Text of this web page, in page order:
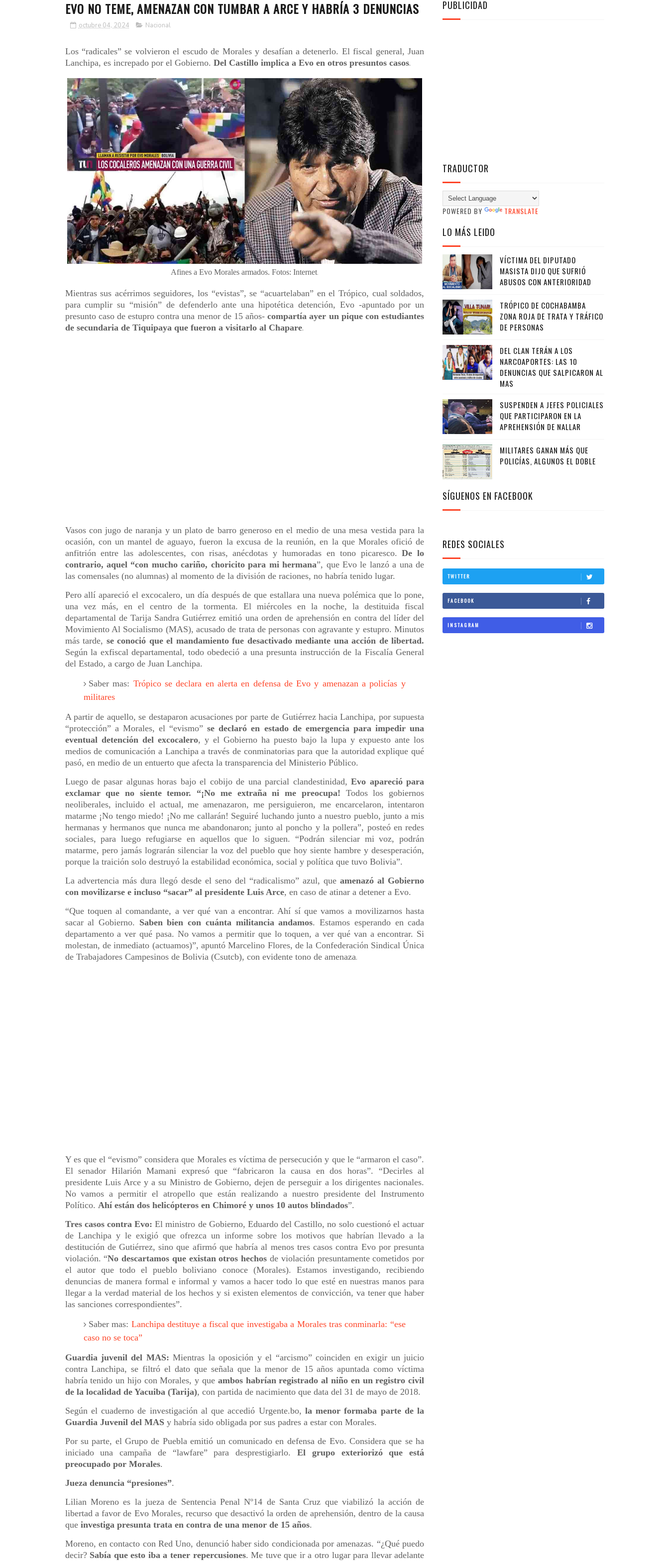
EVO NO TEME, AMENAZAN CON TUMBAR A ARCE Y HABRÍA 3 DENUNCIAS
octubre 04, 2024 Nacional
Los “radicales” se volvieron el escudo de Morales y desafían a detenerlo. El fiscal general, Juan
Lanchipa, es increpado por el Gobierno. Del Castillo implica a Evo en otros presuntos casos.
Afines a Evo Morales armados. Fotos: Internet.
Mientras sus acérrimos seguidores, los “evistas”, se “acuartelaban” en el Trópico, cual soldados,
para cumplir su “misión” de defenderlo ante una hipotética detención, Evo -apuntado por un
presunto caso de estupro contra una menor de 15 años-compartía ayer un pique con estudiantes
de secundaria de Tiquipaya que fueron a visitarlo al Chapare.
Vasos con jugo de naranja y un plato de barro generoso en el medio de una mesa vestida para la
ocasión, con un mantel de aguayo, fueron la excusa de la reunión, en la que Morales ofició de
anfitrión entre las adolescentes, con risas, anécdotas y humoradas en tono picaresco.De lo
contrario, aquel “con mucho cariño, choricito para mi hermana”, que Evo le lanzó a una de
las comensales (no alumnas) al momento de la división de raciones, no habría tenido lugar.
Pero allí apareció el excocalero, un día después de que estallara una nueva polémica que lo pone,
una vez más, en el centro de la tormenta. El miércoles en la noche, la destituida fiscal
departamental de Tarija Sandra Gutiérrez emitió una orden de aprehensión en contra del líder del
Movimiento Al Socialismo (MAS), acusado de trata de personas con agravante y estupro. Minutos
más tarde, se conoció que el mandamiento fue desactivado mediante una acción de libertad.
Según la exfiscal departamental, todo obedeció a una presunta instrucción de la Fiscalía General
del Estado, a cargo de Juan Lanchipa.
Saber mas: Trópico se declara en alerta en defensa de Evo y amenazan a policías y
militares
A partir de aquello, se destaparon acusaciones por parte de Gutiérrez hacia Lanchipa, por supuesta
“protección” a Morales, el “evismo”se declaró en estado de emergencia para impedir una
eventual detención del excocalero, y el Gobierno ha puesto bajo la lupa y expuesto ante los
medios de comunicación a Lanchipa a través de conminatorias para que la autoridad explique qué
pasó, en medio de un entuerto que afecta la transparencia del Ministerio Público.
Luego de pasar algunas horas bajo el cobijo de una parcial clandestinidad,Evo apareció para
exclamar que no siente temor. “¡No me extraña ni me preocupa! Todos los gobiernos
neoliberales, incluido el actual, me amenazaron, me persiguieron, me encarcelaron, intentaron
matarme ¡No tengo miedo! ¡No me callarán! Seguiré luchando junto a nuestro pueblo, junto a mis
hermanas y hermanos que nunca me abandonaron; junto al poncho y la pollera”, posteó en redes
sociales, para luego refugiarse en aquellos que lo siguen. “Podrán silenciar mi voz, podrán
matarme, pero jamás lograrán silenciar la voz del pueblo que hoy siente hambre y desesperación,
porque la traición solo destruyó la estabilidad económica, social y política que tuvo Bolivia”.
La advertencia más dura llegó desde el seno del “radicalismo” azul, queamenazó al Gobierno
con movilizarse e incluso “sacar” al presidente Luis Arce, en caso de atinar a detener a Evo.
“Que toquen al comandante, a ver qué van a encontrar. Ahí sí que vamos a movilizarnos hasta
sacar al Gobierno. Saben bien con cuánta militancia andamos. Estamos esperando en cada
departamento a ver qué pasa. No vamos a permitir que lo toquen, a ver qué van a encontrar. Si
molestan, de inmediato (actuamos)”, apuntó Marcelino Flores, de la Confederación Sindical Única
de Trabajadores Campesinos de Bolivia (Csutcb), con evidente tono de amenaza.
Y es que el “evismo” considera que Morales es víctima de persecución y que le “armaron el caso”.
El senador Hilarión Mamani expresó que “fabricaron la causa en dos horas”. “Decirles al
presidente Luis Arce y a su Ministro de Gobierno, dejen de perseguir a los dirigentes nacionales.
No vamos a permitir el atropello que están realizando a nuestro presidente del Instrumento
Político. Ahí están dos helicópteros en Chimoré y unos 10 autos blindados”.
Tres casos contra Evo: El ministro de Gobierno, Eduardo del Castillo, no solo cuestionó el actuar
de Lanchipa y le exigió que ofrezca un informe sobre los motivos que habrían llevado a la
destitución de Gutiérrez, sino que afirmó que habría al menos tres casos contra Evo por presunta
violación. “No descartamos que existan otros hechos de violación presuntamente cometidos por
el autor que todo el pueblo boliviano conoce (Morales). Estamos investigando, recibiendo
denuncias de manera formal e informal y vamos a hacer todo lo que esté en nuestras manos para
llegar a la verdad material de los hechos y si existen elementos de convicción, va tener que haber
las sanciones correspondientes”.
Saber mas: Lanchipa destituye a fiscal que investigaba a Morales tras conminarla: “ese
caso no se toca”
Guardia juvenil del MAS: Mientras la oposición y el “arcismo” coinciden en exigir un juicio
contra Lanchipa, se filtró el dato que señala que la menor de 15 años apuntada como víctima
habría tenido un hijo con Morales, y que ambos habrían registrado al niño en un registro civil
de la localidad de Yacuiba (Tarija), con partida de nacimiento que data del 31 de mayo de 2018.
Según el cuaderno de investigación al que accedió Urgente.bo, la menor formaba parte de la
Guardia Juvenil del MASy habría sido obligada por sus padres a estar con Morales.
Por su parte, el Grupo de Puebla emitió un comunicado en defensa de Evo. Considera que se ha
iniciado una campaña de “lawfare” para desprestigiarlo.El grupo exteriorizó que está
preocupado por Morales.
Jueza denuncia “presiones”.
Lilian Moreno es la jueza de Sentencia Penal Nº14 de Santa Cruz que viabilizó la acción de
libertad a favor de Evo Morales, recurso que desactivó la orden de aprehensión, dentro de la causa
que investiga presunta trata en contra de una menor de 15 años.
Moreno, en contacto con Red Uno, denunció haber sido condicionada por amenazas. “¿Qué puedo
decir? Sabía que esto iba a tener repercusiones. Me tuve que ir a otro lugar para llevar adelante
PUBLICIDAD
TRADUCTOR
POWERED BY TRANSLATE
LO MÁS LEIDO
VÍCTIMA DEL DIPUTADO
MASISTA DIJO QUE SUFRIÓ
ABUSOS CON ANTERIORIDAD
TRÓPICO DE COCHABAMBA
ZONA ROJA DE TRATA Y TRÁFICO
DE PERSONAS
DEL CLAN TERÁN A LOS
NARCOAPORTES: LAS 10
DENUNCIAS QUE SALPICARON AL
MAS
SUSPENDEN A JEFES POLICIALES
QUE PARTICIPARON EN LA
APREHENSIÓN DE NALLAR
MILITARES GANAN MÁS QUE
POLICÍAS, ALGUNOS EL DOBLE
SÍGUENOS EN FACEBOOK
REDES SOCIALES
TWITTER
FACEBOOK
INSTAGRAM